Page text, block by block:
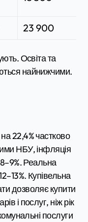
23 900
Освіта та
найнижчими.
22,4% частково
НБУ, інфляція
8–9%. Реальна
Купівельна
дозволяє купити
і послуг, ніж рік
послуги